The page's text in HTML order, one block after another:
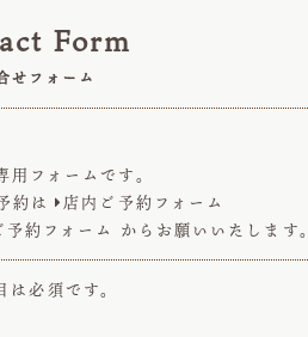
Form
せフォーム
用フォームです。
約は 店内ご予約フォーム
予約フォーム からお願いいたします。
は必須です。